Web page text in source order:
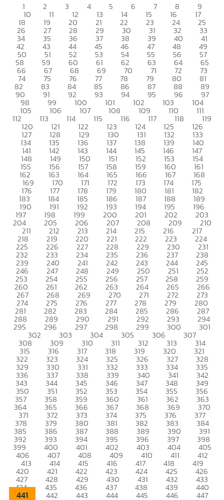
1 2 3 4 5 6 7 8 9
10 11 12 13 14 15 16 17
18 19 20 21 22 23 24 25
26 27 28 29 30 31 32 33
34 35 36 37 38 39 40 41
42 43 44 45 46 47 48 49
50 51 52 53 54 55 56 57
58 59 60 61 62 63 64 65
66 67 68 69 70 71 72 73
74 75 76 77 78 79 80 81
82 83 84 85 86 87 88 89
90 91 92 93 94 95 96 97
98 99 100 101 102 103 104
105 106 107 108 109 110 111
112 113 114 115 116 117 118 119
120 121 122 123 124 125 126
127 128 129 130 131 132 133
134 135 136 137 138 139 140
141 142 143 144 145 146 147
148 149 150 151 152 153 154
155 156 157 158 159 160 161
162 163 164 165 166 167 168
169 170 171 172 173 174 175
176 177 178 179 180 181 182
183 184 185 186 187 188 189
190 191 192 193 194 195 196
197 198 199 200 201 202 203
204 205 206 207 208 209 210
211 212 213 214 215 216 217
218 219 220 221 222 223 224
225 226 227 228 229 230 231
232 233 234 235 236 237 238
239 240 241 242 243 244 245
246 247 248 249 250 251 252
253 254 255 256 257 258 259
260 261 262 263 264 265 266
267 268 269 270 271 272 273
274 275 276 277 278 279 280
281 282 283 284 285 286 287
288 289 290 291 292 293 294
295 296 297 298 299 300 301
302 303 304 305 306 307
308 309 310 311 312 313 314
315 316 317 318 319 320 321
322 323 324 325 326 327 328
329 330 331 332 333 334 335
336 337 338 339 340 341 342
343 344 345 346 347 348 349
350 351 352 353 354 355 356
357 358 359 360 361 362 363
364 365 366 367 368 369 370
371 372 373 374 375 376 377
378 379 380 381 382 383 384
385 386 387 388 389 390 391
392 393 394 395 396 397 398
399 400 401 402 403 404 405
406 407 408 409 410 411 412
413 414 415 416 417 418 419
420 421 422 423 424 425 426
427 428 429 430 431 432 433
434 435 436 437 438 439 440
441 442 443 444 445 446 447